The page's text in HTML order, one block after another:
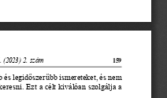
159
2. szám
legidőszerűbb ismereteket, és nem
Ezt a célt kiválóan szolgálja a